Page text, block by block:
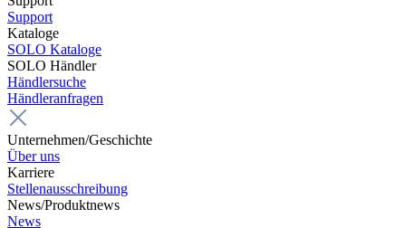
Support
Kataloge
SOLO Kataloge
SOLO Händler
Händlersuche
Händleranfragen
Unternehmen/Geschichte
Über uns
Karriere
Stellenausschreibung
News/Produktnews
News